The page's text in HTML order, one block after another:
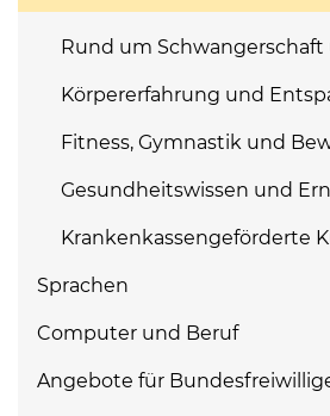
Rund um Schwangerschaft
Körpererfahrung und
Fitness, Gymnastik und
Gesundheitswissen und
Krankenkassengeförderte
Sprachen
Computer und Beruf
Angebote für